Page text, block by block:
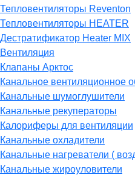
Тепловентиляторы Reventon
Тепловентиляторы HEATER
Дестратификатор Heater MIX
Вентиляция
Клапаны Арктос
Канальное вентиляционное
Канальные шумоглушители
Канальные рекуператоры
Калориферы для вентиляции
Канальные охладители
Канальные нагреватели (
Канальные жироуловители